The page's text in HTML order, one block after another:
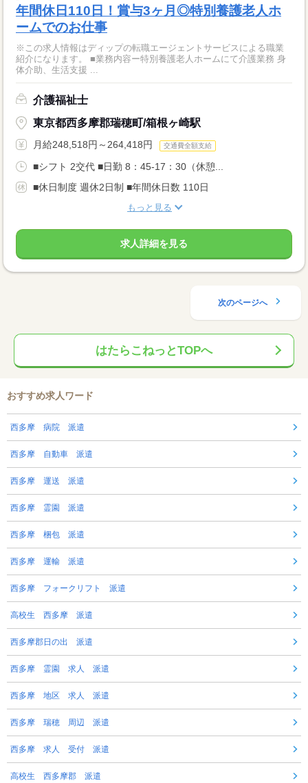
年間休日110日！賞与3ヶ月◎特別養護老人ホ
ームでのお仕事
※この求人情報はディップの転職エージェントサービスによる職業
紹介になります。 ■業務内容ー特別養護老人ホームにて介護業務 身
体介助、生活支援 ...
介護福祉士
東京都西多摩郡瑞穂町/箱根ヶ崎駅
月給248,518円～264,418円 交通費全額支給
■シフト 2交代 ■日勤 8：45-17：30（休憩...
■休日制度 週休2日制 ■年間休日数 110日
もっと見る
求人詳細を見る
次のページへ
はたらこねっとTOPへ
おすすめ求人ワード
西多摩 病院 派遣
西多摩 自動車 派遣
西多摩 運送 派遣
西多摩 霊園 派遣
西多摩 梱包 派遣
西多摩 運輸 派遣
西多摩 フォークリフト 派遣
高校生 西多摩 派遣
西多摩郡日の出 派遣
西多摩 霊園 求人 派遣
西多摩 地区 求人 派遣
西多摩 瑞穂 周辺 派遣
西多摩 求人 受付 派遣
高校生 西多摩郡 派遣